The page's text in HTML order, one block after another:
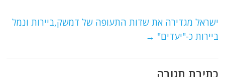
p
o
ישראל מגדירה את שדות התעופה של דמשק,ביירות ונמל
ביירות כ-"יעדים" →
כתיבת תגובה